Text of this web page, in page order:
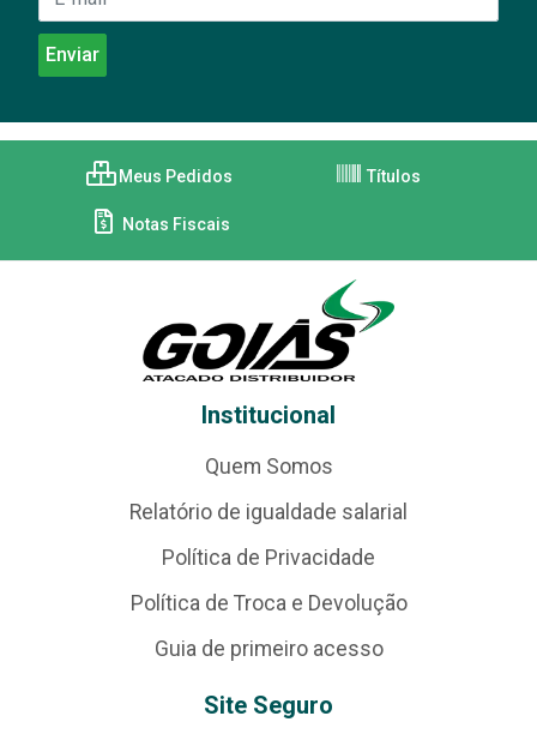
Meus Pedidos Títulos
Notas Fiscais
Institucional
Quem Somos
Relatório de igualdade salarial
Política de Privacidade
Política de Troca e Devolução
Guia de primeiro acesso
Site Seguro